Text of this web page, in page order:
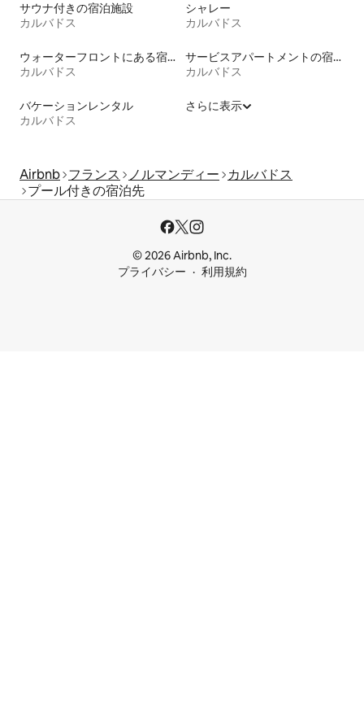
サウナ付きの宿泊施設
カルバドス
シャレー
カルバドス
ウォーターフロントにある宿泊施設
カルバドス
サービスアパートメントの宿泊施設
カルバドス
バケーションレンタル
カルバドス
さらに表示
Airbnb フランス ノルマンディー
カルバドス
プール付きの宿泊先
© 2026 Airbnb, Inc.
プライバシー
利用規約